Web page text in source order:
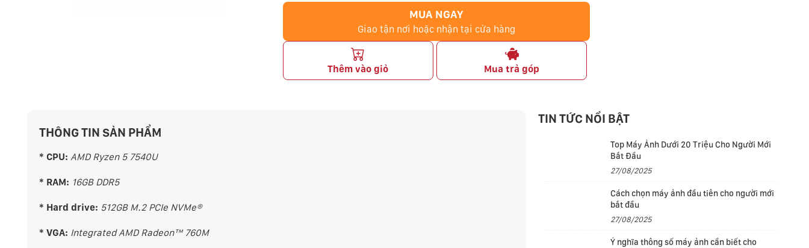
MUA NGAY
Giao tận nơi hoặc nhận tại cửa hàng
Thêm vào giỏ Mua trả góp
THÔNG TIN SẢN PHẨM
* CPU: AMD Ryzen 5 7540U
* RAM: 16GB DDR5
* Hard drive: 512GB M.2 PCIe NVMe®
* VGA: Integrated AMD Radeon™ 760M
TIN TỨC NỔI BẬT
Top Máy Ảnh Dưới 20 Triệu Cho Người Mới
Bắt Đầu
27/08/2025
Cách chọn máy ảnh đầu tiên cho người mới
bắt đầu
27/08/2025
Ý nghĩa thông số máy ảnh cần biết cho